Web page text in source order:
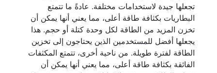
تجعلها جيدة لاستخدامات مختلفة. عادةً ما تتمتع
البطاريات بكثافة طاقة أعلى، مما يعني أنها يمكن أن
تخزن المزيد من الطاقة لكل وحدة كتلة أو حجم. هذا
يجعلها أفضل للمستخدمين الذين يحتاجون إلى تخزين
الطاقة لفترة طويلة. من ناحية أخرى، تتمتع المكثفات
الفائقة بكثافة طاقة أعلى، مما يعني أنها يمكن أن